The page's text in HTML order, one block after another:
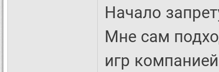
Начало
Мне сам
игр